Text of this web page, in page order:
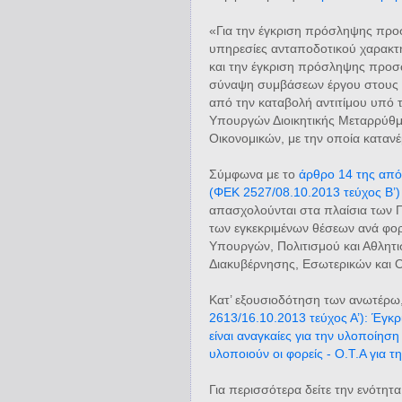
«Για την έγκριση πρόσληψης
υπηρεσίες ανταποδοτικού
και την έγκριση πρόσληψης
σύναψη συμβάσεων έργου στους
από την καταβολή αντιτίμου υπό
Υπουργών Διοικητικής
Οικονομικών, με την οποία
Σύμφωνα με το άρθρο 14 της
(ΦΕΚ 2527/08.10.2013 τεύχος Β’)
απασχολούνται στα πλαίσια
των εγκεκριμένων θέσεων ανά
Υπουργών, Πολιτισμού και
Διακυβέρνησης, Εσωτερικών και
Κατ’ εξουσιοδότηση των
2613/16.10.2013 τεύχος Α’):
είναι αναγκαίες για την
υλοποιούν οι φορείς - Ο.Τ.Α για
Για περισσότερα δείτε την